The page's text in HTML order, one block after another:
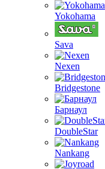
Yokohama
Sava
Nexen
Bridgestone
Барнаул
DoubleStar
Nankang